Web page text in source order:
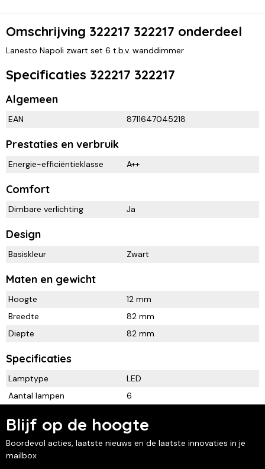
Omschrijving 322217 322217 onderdeel
Lanesto Napoli zwart set 6 t.b.v. wanddimmer
Specificaties 322217 322217
Algemeen
EAN 8711647045218
Prestaties en verbruik
Energie-efficiëntieklasse A++
Comfort
Dimbare verlichting Ja
Design
Basiskleur Zwart
Maten en gewicht
Hoogte
12 mm
Breedte
82 mm
Diepte
82 mm
Specificaties
Lamptype
LED
Aantal lampen
6
Blijf op de hoogte
Boordevol acties, laatste nieuws en de laatste innovaties in je
mailbox